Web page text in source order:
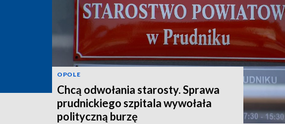
OPOLE
Chcą odwołania starosty. Sprawa
prudnickiego szpitala wywołała
polityczną burzę